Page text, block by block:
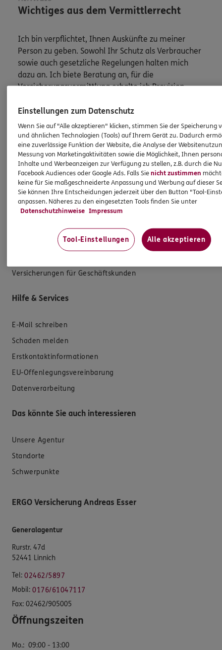
Wichtiges aus dem Vermittlerrecht
Ich bin verpflichtet, Ihnen Auskünfte zu meiner
Person zu geben. Sowohl Ihr Schutz als Verbraucher
sowie auch gesetzliche Regelungen halten mich
dazu an. Ich biete Beratung an, für die
Versicherungsvermittlung erhalte ich Provision,
Produkte
Zahnversicherungen
Krankenversicherung
Versicherungen für Geschäftskunden
Hilfe & Services
E-Mail schreiben
Schaden melden
Erstkontaktinformationen
EU-Offenlegungsvereinbarung
Datenverarbeitung
Das könnte Sie auch interessieren
Unsere Agentur
Standorte
Schwerpunkte
ERGO Versicherung Andreas Esser
Generalagentur
Rurstr. 47d
52441 Linnich
Tel: 02462/5897
Mobil: 0176/61047117
Fax: 02462/905005
Öffnungszeiten
Mo.: 09:00 - 13:00
Einstellungen zum Datenschutz
Wenn Sie auf "Alle akzeptieren" klicken, stimmen Sie der Speicherung
und ähnlichen Technologien (Tools) auf Ihrem Gerät zu. Dadurch
eine zuverlässige Funktion der Website, die Analyse der
Messung von Marketingaktivitäten sowie die Möglichkeit, Ihnen
Inhalte und Werbeanzeigen zur Verfügung zu stellen, z.B. durch die
Facebook Audiences oder Google Ads. Falls Sienicht zustimmen
keine für Sie maßgeschneiderte Anpassung und Werbung auf dieser
Sie können Ihre Entscheidungen jederzeit über den Button "Tool-
anpassen. Näheres zu den eingesetzten Tools finden Sie unter
Datenschutzhinweise Impressum
Tool-Einstellungen Alle akzeptieren